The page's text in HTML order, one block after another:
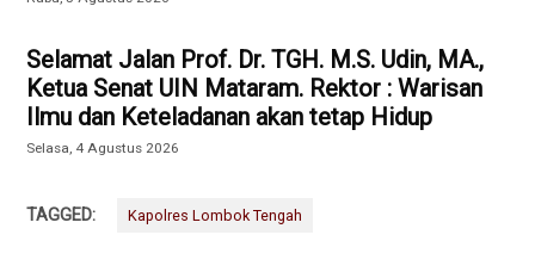
Selamat Jalan Prof. Dr. TGH. M.S. Udin, MA.,
Ketua Senat UIN Mataram. Rektor : Warisan
Ilmu dan Keteladanan akan tetap Hidup
Selasa, 4 Agustus 2026
TAGGED: Kapolres Lombok Tengah